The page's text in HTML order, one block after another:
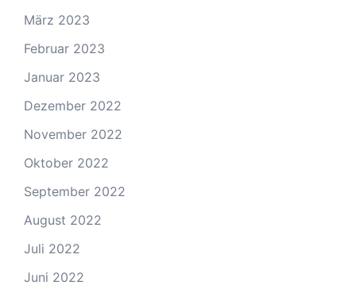
März 2023
Februar 2023
Januar 2023
Dezember 2022
November 2022
Oktober 2022
September 2022
August 2022
Juli 2022
Juni 2022